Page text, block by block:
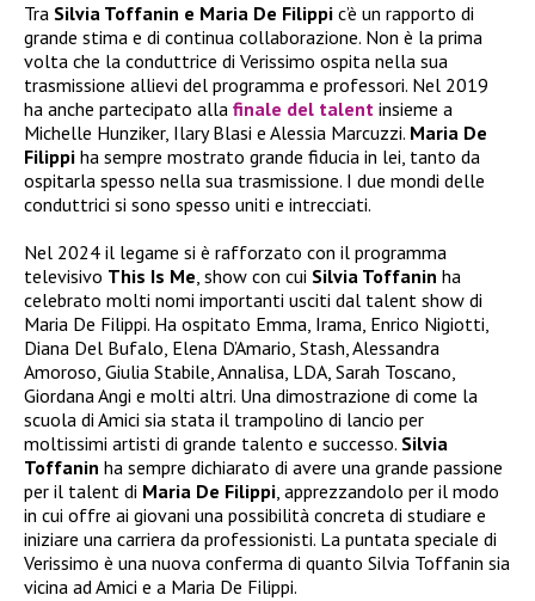
Tra Silvia Toffanin e Maria De Filippi c’è un rapporto di
grande stima e di continua collaborazione. Non è la prima
volta che la conduttrice di Verissimo ospita nella sua
trasmissione allievi del programma e professori. Nel 2019
ha anche partecipato alla finale del talent insieme a
Michelle Hunziker, Ilary Blasi e Alessia Marcuzzi. Maria De
Filippi ha sempre mostrato grande fiducia in lei, tanto da
ospitarla spesso nella sua trasmissione. I due mondi delle
conduttrici si sono spesso uniti e intrecciati.
Nel 2024 il legame si è rafforzato con il programma
televisivo This Is Me, show con cui Silvia Toffanin ha
celebrato molti nomi importanti usciti dal talent show di
Maria De Filippi. Ha ospitato Emma, Irama, Enrico Nigiotti,
Diana Del Bufalo, Elena D’Amario, Stash, Alessandra
Amoroso, Giulia Stabile, Annalisa, LDA, Sarah Toscano,
Giordana Angi e molti altri. Una dimostrazione di come la
scuola di Amici sia stata il trampolino di lancio per
moltissimi artisti di grande talento e successo. Silvia
Toffanin ha sempre dichiarato di avere una grande passione
per il talent di Maria De Filippi, apprezzandolo per il modo
in cui offre ai giovani una possibilità concreta di studiare e
iniziare una carriera da professionisti. La puntata speciale di
Verissimo è una nuova conferma di quanto Silvia Toffanin sia
vicina ad Amici e a Maria De Filippi.